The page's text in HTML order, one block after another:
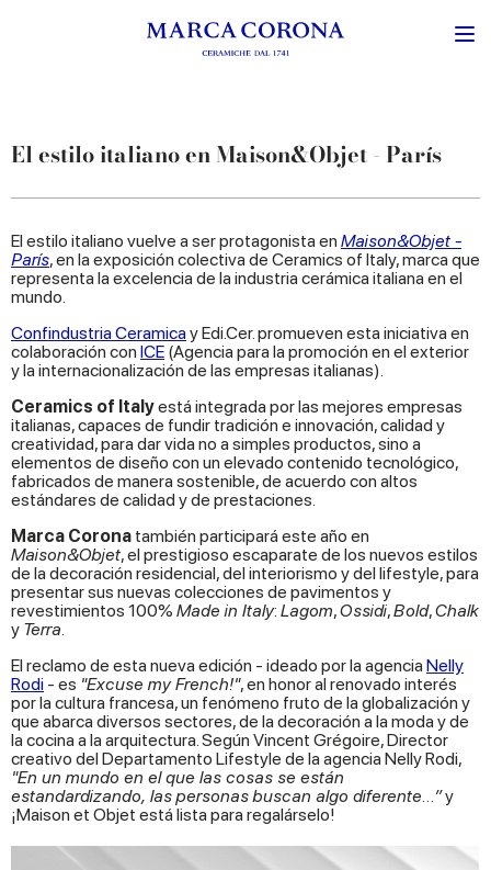
El estilo italiano en Maison&Objet - París
El estilo italiano vuelve a ser protagonista en Maison&Objet -
París, en la exposición colectiva de Ceramics of Italy, marca que
representa la excelencia de la industria cerámica italiana en el
mundo.
Confindustria Ceramicay Edi.Cer. promueven esta iniciativa en
colaboración con ICE (Agencia para la promoción en el exterior
y la internacionalización de las empresas italianas).
Ceramics of Italyestá integrada por las mejores empresas
italianas, capaces de fundir tradición e innovación, calidad y
creatividad, para dar vida no a simples productos, sino a
elementos de diseño con un elevado contenido tecnológico,
fabricados de manera sostenible, de acuerdo con altos
estándares de calidad y de prestaciones.
Marca Corona también participará este año en
Maison&Objet, el prestigioso escaparate de los nuevos estilos
de la decoración residencial, del interiorismo y del lifestyle, para
presentar sus nuevas colecciones de pavimentos y
revestimientos 100% Made in Italy: Lagom,Ossidi,Bold,Chalk
y Terra.
El reclamo de esta nueva edición - ideado por la agencia Nelly
Rodi - es "Excuse my French!", en honor al renovado interés
por la cultura francesa, un fenómeno fruto de la globalización y
que abarca diversos sectores, de la decoración a la moda y de
la cocina a la arquitectura. Según Vincent Grégoire, Director
creativo del Departamento Lifestyle de la agencia Nelly Rodi,
"En un mundo en el que las cosas se están
estandardizando, las personas buscan algo diferente…”y
¡Maison et Objet está lista para regalárselo!